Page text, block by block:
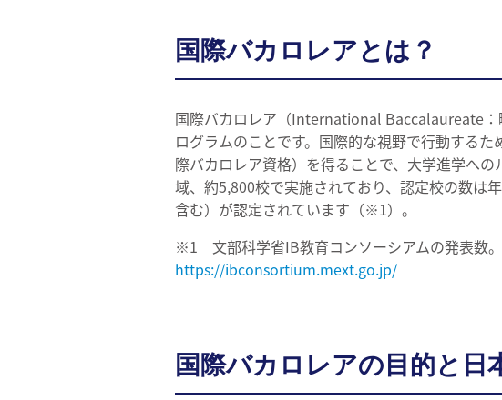
国際バカロレアとは？
国際バカロレア（International Baccalaureate：
ログラムのことです。国際的な視野で行動する
際バカロレア資格）を得ることで、大学進学へ
域、約5,800校で実施されており、認定校の数は
含む）が認定されています（※1）。
※1 文部科学省IB教育コンソーシアムの発表数。
https://ibconsortium.mext.go.jp/
国際バカロレアの目的と日